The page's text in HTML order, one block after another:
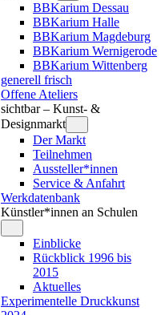
BBKarium Dessau
BBKarium Halle
BBKarium Magdeburg
BBKarium Wernigerode
BBKarium Wittenberg
generell frisch
Offene Ateliers
sichtbar – Kunst- &
Designmarkt
Der Markt
Teilnehmen
Aussteller*innen
Service & Anfahrt
Werkdatenbank
Künstler*innen an Schulen
Einblicke
Rückblick 1996 bis
2015
Aktuelles
Experimentelle Druckkunst